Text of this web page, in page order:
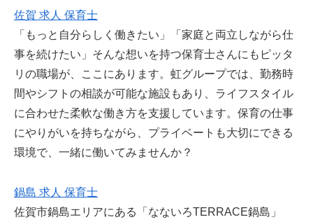
佐賀 求人 保育士
「もっと自分らしく働きたい」「家庭と両立しながら仕
事を続けたい」そんな想いを持つ保育士さんにもピッタ
リの職場が、ここにあります。虹グループでは、勤務時
間やシフトの相談が可能な施設もあり、ライフスタイル
に合わせた柔軟な働き方を支援しています。保育の仕事
にやりがいを持ちながら、プライベートも大切にできる
環境で、一緒に働いてみませんか？
鍋島 求人 保育士
佐賀市鍋島エリアにある「なないろTERRACE鍋島」